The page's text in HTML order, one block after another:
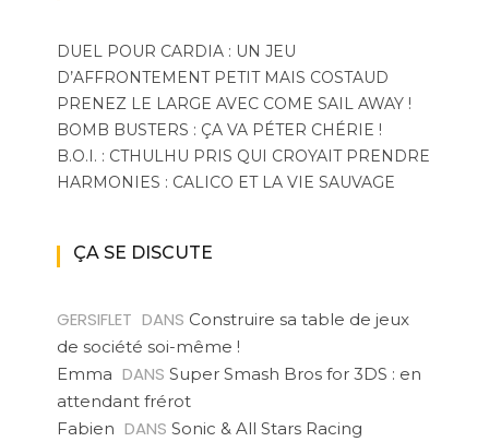
DUEL POUR CARDIA : UN JEU
D’AFFRONTEMENT PETIT MAIS COSTAUD
PRENEZ LE LARGE AVEC COME SAIL AWAY !
BOMB BUSTERS : ÇA VA PÉTER CHÉRIE !
B.O.I. : CTHULHU PRIS QUI CROYAIT PRENDRE
HARMONIES : CALICO ET LA VIE SAUVAGE
ÇA SE DISCUTE
GERSIFLET DANS Construire sa table de jeux
de société soi-même !
Emma DANS Super Smash Bros for 3DS : en
attendant frérot
Fabien DANS Sonic & All Stars Racing